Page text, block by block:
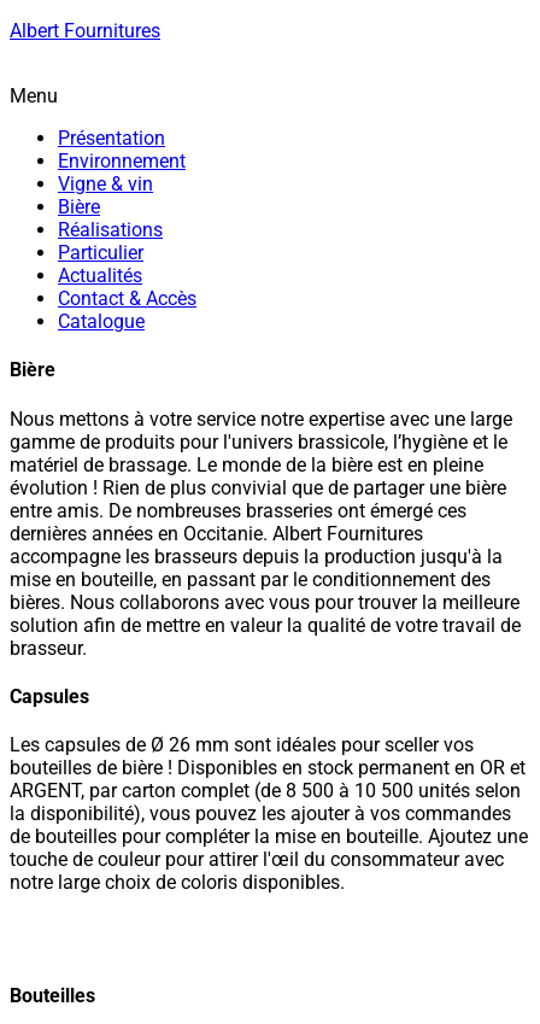
Albert Fournitures
Menu
Présentation
Environnement
Vigne & vin
Bière
Réalisations
Particulier
Actualités
Contact & Accès
Catalogue
Bière
Nous mettons à votre service notre expertise avec une large
gamme de produits pour l'univers brassicole, l’hygiène et le
matériel de brassage. Le monde de la bière est en pleine
évolution ! Rien de plus convivial que de partager une bière
entre amis. De nombreuses brasseries ont émergé ces
dernières années en Occitanie. Albert Fournitures
accompagne les brasseurs depuis la production jusqu'à la
mise en bouteille, en passant par le conditionnement des
bières. Nous collaborons avec vous pour trouver la meilleure
solution afin de mettre en valeur la qualité de votre travail de
brasseur.
Capsules
Les capsules de Ø 26 mm sont idéales pour sceller vos
bouteilles de bière ! Disponibles en stock permanent en OR et
ARGENT, par carton complet (de 8 500 à 10 500 unités selon
la disponibilité), vous pouvez les ajouter à vos commandes
de bouteilles pour compléter la mise en bouteille. Ajoutez une
touche de couleur pour attirer l'œil du consommateur avec
notre large choix de coloris disponibles.
Bouteilles